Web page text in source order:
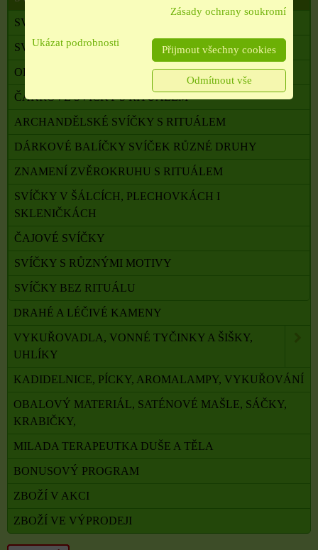
SVÍČKY RITUÁLNÍ S RUNAMI
SVÍČKY PRO RŮZNÉ RITUÁLY
OLTÁŘNÍ SVÍČKY
ČAKROVÉ SVÍČKY S RITUÁLEM
ARCHANDĚLSKÉ SVÍČKY S RITUÁLEM
DÁRKOVÉ BALÍČKY SVÍČEK RŮZNÉ DRUHY
ZNAMENÍ ZVĚROKRUHU S RITUÁLEM
SVÍČKY V ŠÁLCÍCH, PLECHOVKÁCH I
SKLENIČKÁCH
ČAJOVÉ SVÍČKY
SVÍČKY S RŮZNÝMI MOTIVY
SVÍČKY BEZ RITUÁLU
DRAHÉ A LÉČIVÉ KAMENY
VYKUŘOVADLA, VONNÉ TYČINKY A ŠIŠKY,
UHLÍKY
KADIDELNICE, PÍCKY, AROMALAMPY, VYKUŘOVÁNÍ
OBALOVÝ MATERIÁL, SATÉNOVÉ MAŠLE, SÁČKY,
KRABIČKY,
MILADA TERAPEUTKA DUŠE A TĚLA
BONUSOVÝ PROGRAM
ZBOŽÍ V AKCI
ZBOŽÍ VE VÝPRODEJI
Zásady ochrany soukromí
Ukázat podrobnosti
Přijmout všechny cookies
Odmítnout vše